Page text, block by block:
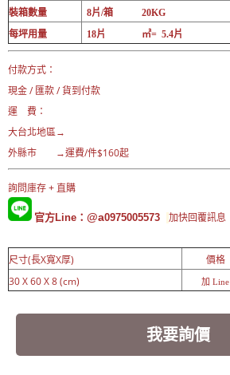
裝箱數量
8片/箱 20KG
每坪用量
18片 ㎡= 5.4片
付款方式：
現金 / 匯款 / 貨到付款
運 費：
大台北地區→
外縣市 →運費/件$160起
詢問庫存 + 直購
官方Line： @a0975005573 加快回覆訊息
尺寸(長X寬X厚)
價格
30 X 60 X 8 (cm)
加 Line
我要詢價